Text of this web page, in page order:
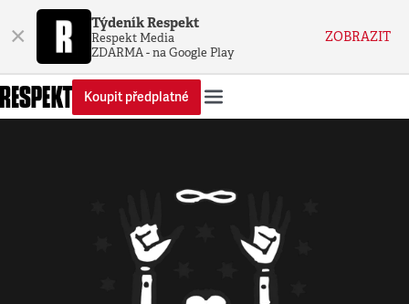
× Týdeník Respekt
Respekt Media
ZDARMA - na Google Play
ZOBRAZIT
Koupit předplatné